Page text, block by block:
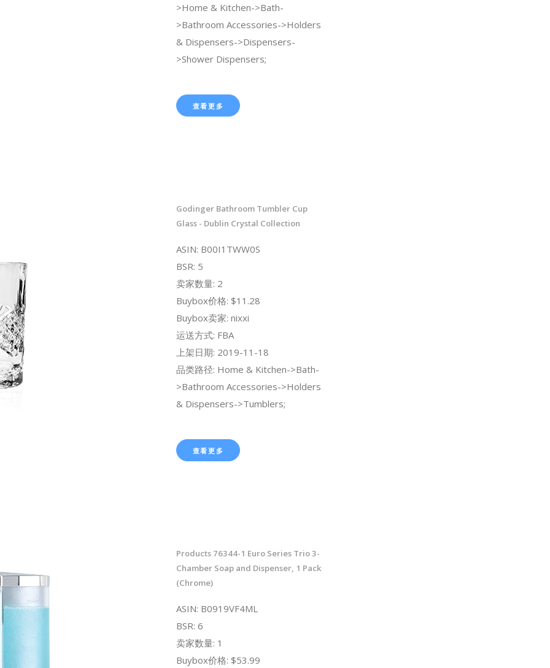
>Home & Kitchen->Bath-
>Bathroom Accessories->Holders
& Dispensers->Dispensers-
>Shower Dispensers;
查看更多
Godinger Bathroom Tumbler Cup
Glass - Dublin Crystal Collection
ASIN: B00I1TWW0S
BSR: 5
卖家数量: 2
Buybox价格: $11.28
Buybox卖家: nixxi
运送方式: FBA
上架日期: 2019-11-18
品类路径: Home & Kitchen->Bath-
>Bathroom Accessories->Holders
& Dispensers->Tumblers;
查看更多
Products 76344-1 Euro Series Trio 3-
Chamber Soap and Dispenser, 1 Pack
(Chrome)
ASIN: B0919VF4ML
BSR: 6
卖家数量: 1
Buybox价格: $53.99